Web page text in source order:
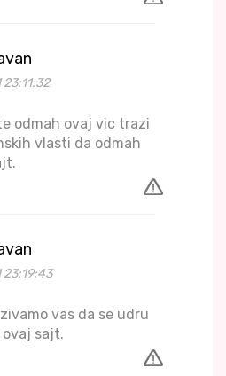
23:11:32
odmah ovaj vic trazi
vlasti da odmah
23:19:43
vas da se udru
ovaj sajt.